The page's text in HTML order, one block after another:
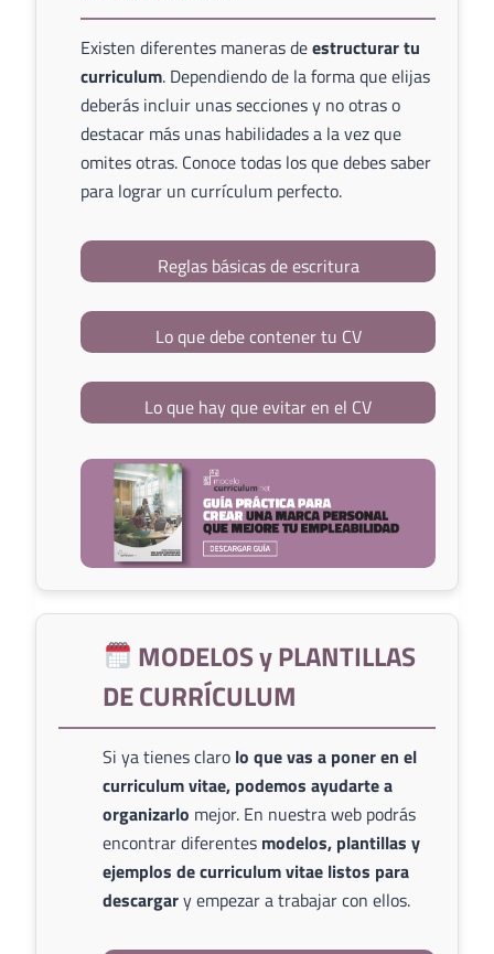
Existen diferentes maneras deestructurar tu
curriculum. Dependiendo de la forma que elijas
deberás incluir unas secciones y no otras o
destacar más unas habilidades a la vez que
omites otras. Conoce todas los que debes saber
para lograr un currículum perfecto.
Reglas básicas de escritura
Lo que debe contener tu CV
Lo que hay que evitar en el CV
MODELOS y PLANTILLAS
DE CURRÍCULUM
Si ya tienes claro lo que vas a poner en el
curriculum vitae, podemos ayudarte a
organizarlo mejor. En nuestra web podrás
encontrar diferentes modelos, plantillas y
ejemplos de curriculum vitae listos para
descargary empezar a trabajar con ellos.